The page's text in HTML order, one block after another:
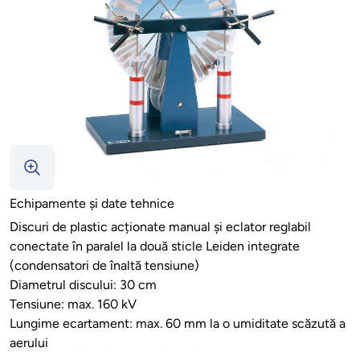
Echipamente și date tehnice
Discuri de plastic acționate manual și eclator reglabil
conectate în paralel la două sticle Leiden integrate
(condensatori de înaltă tensiune)
Diametrul discului: 30 cm
Tensiune: max. 160 kV
Lungime ecartament: max. 60 mm la o umiditate scăzută a
aerului